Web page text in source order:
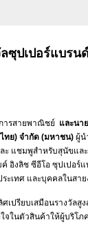
ซุปเปอร์แบรน
ารสายพาณิชย์ และนา
ทย) จำกัด (มหาชน) ผู้น
ะ แชมพูสำหรับสุนัขแล
อิงลิช ซีอีโอ ซุปเปอร์
ะเทศ และบุคคลในสา
เปรียบเสมือนรางวัลสู
จในตัวสินค้าให้ผู้บริโภค